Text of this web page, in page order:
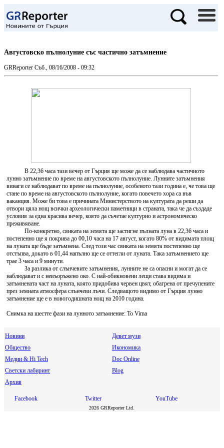
Августовско пълнолуние със частично затъмнение
GRReporter Съб., 08/16/2008 - 09:32
В 22,36 часа тази вечер от Гърция ще може да се наблюдава частичното
лунно затъмнение по време на августовското пълнолуние. Лунните затъмнения
винаги се наблюдават по време на пълнолуние, особеното тази година е, че това ще
стане по време на августовското пълнолуние, когато повечето хора са във
ваканция. Може би това е причината Министерството на културата да реши да
отвори цяла нощ всички археологически паметници в страната, така че да създаде
условия за една красива вечер, която да съчетае културно и астрономическо
преживяване.
По-конкретно, сянката на земята ще застигне пълната луна в 22,36 часа и
постепенно ще я покрива до 00,10 часа на 17 август, когато 80% от видимата площ
на луната ще бъде затъмнена. След този час сянката на земята постепенно ще
отстъпва, докато в 01,44 напълно ще се оттегли от луната. Така затъмнението ще
трае 3 часа и 9 минути.
За разлика от слънчевите затъмнения, лунните не са опасни и могат да се
наблюдават и с невъоръжено око. С най-обикновени лещи става видима и
затъмнената част на луната, която придобива червен цвят, обагрена от пречупените
през земната атмосфера слънчеви лъчи. Следващото видимо от Гърция лунно
затъмнение ще е в новогодишната нощ на 2010 година.
Снимка на шестте фази на лунното затъмнение: To Vima
Новини
Девет музи
Общество
Икономика
Медии & Hi Tech
Doc Online
Светски лабиринт
Blog
Архив
Facebook Twitter YouTube
2026 GRReporter Ltd.